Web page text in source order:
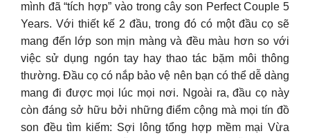
mình đã “tích hợp” vào trong cây son Perfect Couple 5
Years. Với thiết kế 2 đầu, trong đó có một đầu cọ sẽ
mang đến lớp son mịn màng và đều màu hơn so với
việc sử dụng ngón tay hay thao tác bặm môi thông
thường. Đầu cọ có nắp bảo vệ nên bạn có thể dễ dàng
mang đi được mọi lúc mọi nơi. Ngoài ra, đầu cọ này
còn đáng sở hữu bởi những điểm cộng mà mọi tín đồ
son đều tìm kiếm: Sợi lông tổng hợp mềm mại Vừa